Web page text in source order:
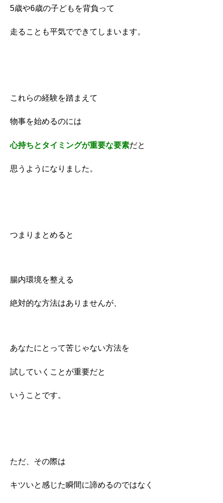
5歳や6歳の子どもを背負って
走ることも平気でできてしまいます。
これらの経験を踏まえて
物事を始めるのには
心持ちとタイミングが重要な要素だと
思うようになりました。
つまりまとめると
腸内環境を整える
絶対的な方法はありませんが、
あなたにとって苦じゃない方法を
試していくことが重要だと
いうことです。
ただ、その際は
キツいと感じた瞬間に諦めるのではなく